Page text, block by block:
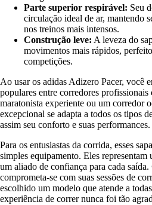
Parte superior respirável: Seu
circulação ideal de ar, mantendo
nos treinos mais intensos.
Construção leve: A leveza do
movimentos mais rápidos,
competições.
Ao usar os adidas Adizero Pacer, você
populares entre corredores profissionais
maratonista experiente ou um corredor
excepcional se adapta a todos os tipos
assim seu conforto e suas performances.
Para os entusiastas da corrida, esses
simples equipamento. Eles representam
um aliado de confiança para cada
comprometa-se com suas sessões de
escolhido um modelo que atende a
experiência de correr nunca foi tão